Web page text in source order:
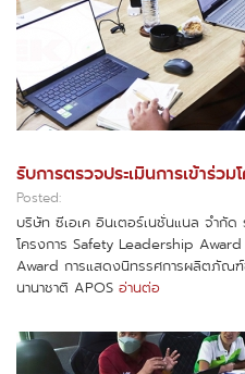
รับการตรวจประเมินการเข้าร่ว
Posted:
บริษัท ซีเอเค อินเตอร์เนชั่นแนล จำกัด
โครงการ Safety Leadership
Award การแสดงนิทรรศการผลิตภัณฑ์
นานาชาติ APOS อ่านต่อ